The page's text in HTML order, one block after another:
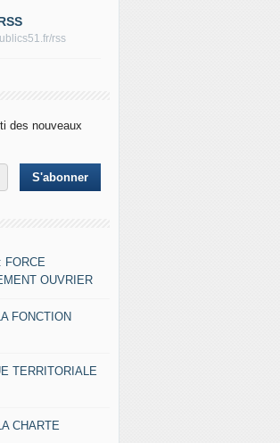
rss
des nouveaux
FORCE
OUVRIER
FONCTION
TERRITORIALE
CHARTE